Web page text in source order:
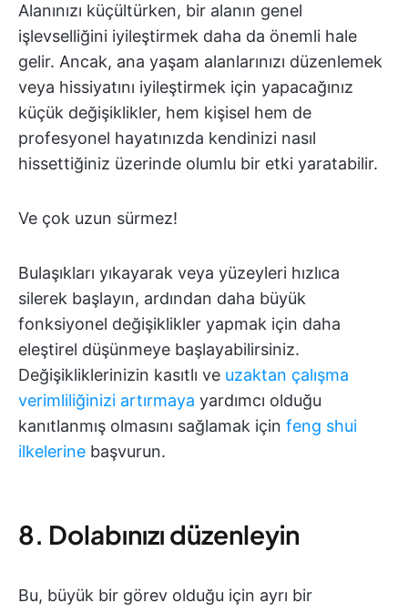
Alanınızı küçültürken, bir alanın genel
işlevselliğini iyileştirmek daha da önemli hale
gelir. Ancak, ana yaşam alanlarınızı düzenlemek
veya hissiyatını iyileştirmek için yapacağınız
küçük değişiklikler, hem kişisel hem de
profesyonel hayatınızda kendinizi nasıl
hissettiğiniz üzerinde olumlu bir etki yaratabilir.
Ve çok uzun sürmez!
Bulaşıkları yıkayarak veya yüzeyleri hızlıca
silerek başlayın, ardından daha büyük
fonksiyonel değişiklikler yapmak için daha
eleştirel düşünmeye başlayabilirsiniz.
Değişikliklerinizin kasıtlı ve uzaktan çalışma
verimliliğinizi artırmaya yardımcı olduğu
kanıtlanmış olmasını sağlamak için feng shui
ilkelerine başvurun.
8. Dolabınızı düzenleyin
Bu, büyük bir görev olduğu için ayrı bir